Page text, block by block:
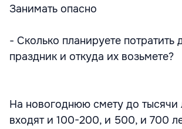
Занимать опасно
- Сколько планируете потратить
праздник и откуда их возьмете?
На новогоднюю смету до тысячи
входят и 100-200, и 500, и 700